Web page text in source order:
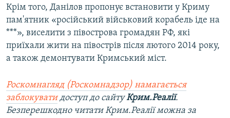
Крім того, Данілов пропонує встановити у Криму
пам'ятник «російський військовий корабель іде на
***», виселити з півострова громадян РФ, які
приїхали жити на півострів після лютого 2014 року,
а також демонтувати Кримський міст.
Роскомнагляд (Роскомнадзор) намагається
заблокуватидоступ до сайтуКрим.Реалії.
Безперешкодно читати Крим.Реалії можна за